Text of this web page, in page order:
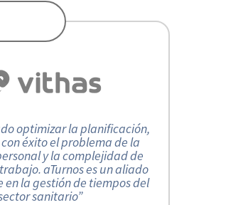
optimizar la planificación,
éxito el problema de la
y la complejidad de
aTurnos es un aliado
en la gestión de tiempos del
sanitario”